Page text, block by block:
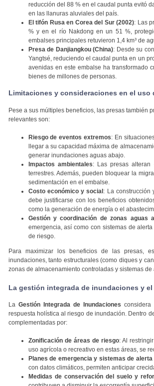
reducción del 88 % en el caudal punta evitó
en las llanuras aluviales del país.
El tifón Rusa en Corea del Sur (2002): Las
% y en el río Nakdong en un 51 %,
embalses principales retuvieron 1,4 km³ de
Presa de Danjiangkou (China): Desde su
Yangtsé, reduciendo el caudal punta en un
avenidas en este embalse ha transformado
bienes de millones de personas.
Limitaciones y consideraciones en el uso
Pese a sus múltiples beneficios, las presas también
relevantes son:
Riesgo de eventos extremos: En
llegar a su capacidad máxima de
generar inundaciones aguas abajo.
Impactos ambientales: Las presas
terrestres. Además, pueden bloquear la
sedimentación en el embalse.
Costo económico y social: La construcción
debe justificarse con los beneficios
como la generación de energía o el
Gestión y coordinación de zonas aguas
emergencia, así como con sistemas de
de riesgo.
Para maximizar los beneficios de las presas,
inundaciones, tanto estructurales (como diques y
zonas de almacenamiento controladas y sistemas de
La gestión integrada de inundaciones y
La Gestión Integrada de Inundaciones considera
respuesta holística al riesgo de inundación. Dentro
complementadas por:
Zonificación de áreas de riesgo: Al
uso agrícola o recreativo en estas áreas, se
Planes de emergencia y sistemas de
con datos climáticos, permiten anticipar
Medidas de conservación del suelo y